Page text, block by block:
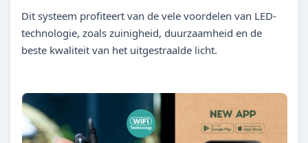
Dit systeem profiteert van de vele voordelen van LED-
technologie, zoals zuinigheid, duurzaamheid en de
beste kwaliteit van het uitgestraalde licht.